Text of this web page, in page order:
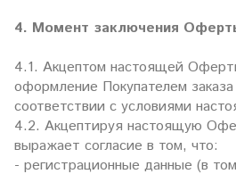
4. Момент заключения
4.1. Акцептом настоящей
оформление Покупателем
соответствии с условиями
4.2. Акцептируя настоящую
выражает согласие в том, что:
- регистрационные данные (в